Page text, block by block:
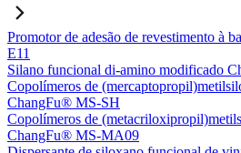
Promotor de adesão de revestimento à
E11
Silano funcional di-amino modificado
Copolímeros de
ChangFu® MS-SH
Copolímeros de
ChangFu® MS-MA09